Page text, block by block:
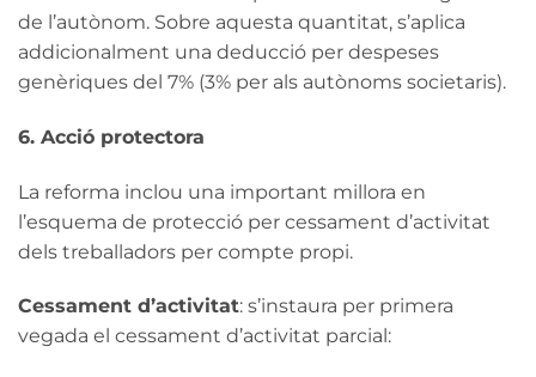
de l’autònom. Sobre aquesta quantitat, s’aplica
addicionalment una deducció per despeses
genèriques del 7% (3% per als autònoms societaris).
6. Acció protectora
La reforma inclou una important millora en
l’esquema de protecció per cessament d’activitat
dels treballadors per compte propi.
Cessament d’activitat: s’instaura per primera
vegada el cessament d’activitat parcial: